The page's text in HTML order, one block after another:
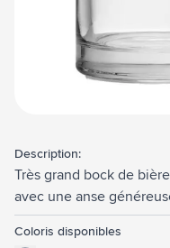
Description:
Très grand bock de
avec une anse
clubs, mais aussi un
fêtes (de la bière)
Coloris disponibles